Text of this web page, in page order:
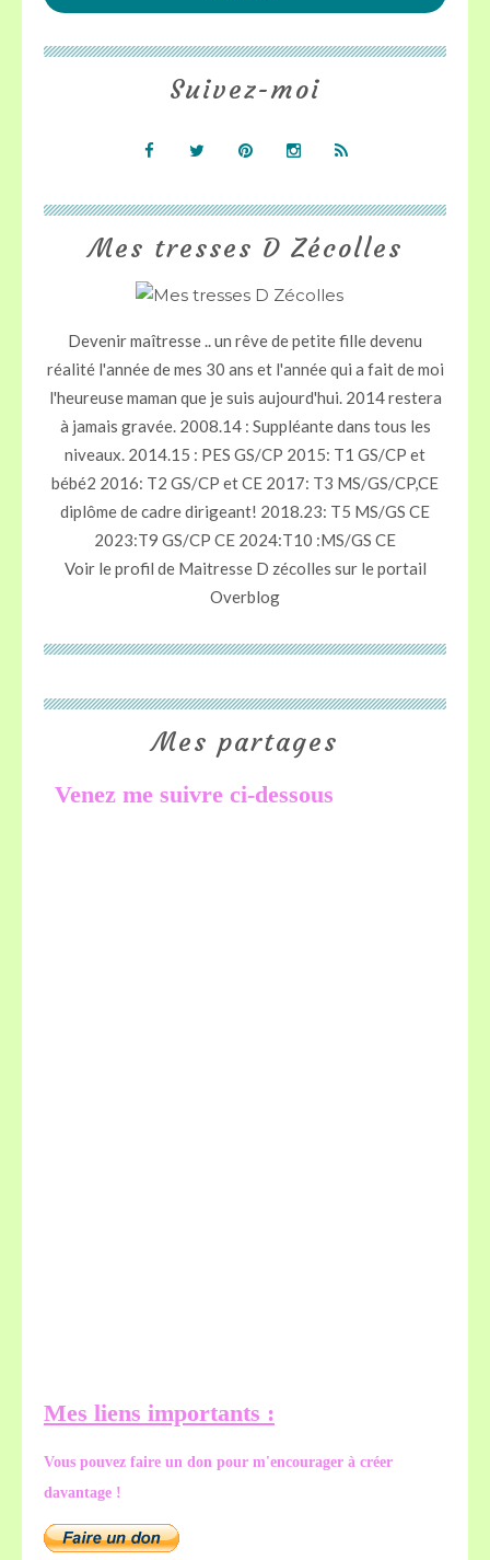
Mes tresses D Zécolles
Devenir maîtresse .. un rêve de petite fille devenu
réalité l'année de mes 30 ans et l'année qui a fait de moi
l'heureuse maman que je suis aujourd'hui. 2014 restera
à jamais gravée. 2008.14 : Suppléante dans tous les
niveaux. 2014.15 : PES GS/CP 2015: T1 GS/CP et
bébé2 2016: T2 GS/CP et CE 2017: T3 MS/GS/CP,CE
diplôme de cadre dirigeant! 2018.23: T5 MS/GS CE
2023:T9 GS/CP CE 2024:T10 :MS/GS CE
Voir le profil de Maitresse D zécolles sur le portail
Overblog
Suivez-moi
Mes partages
Venez me suivre ci-dessous
Mes liens importants :
Vous pouvez faire un don pour m'encourager à créer
davantage !